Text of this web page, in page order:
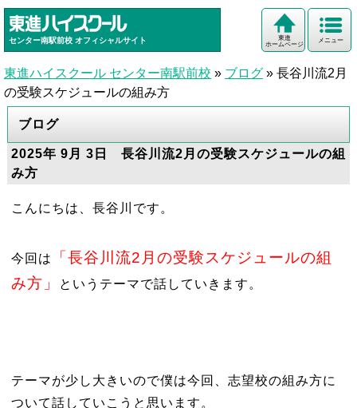
センター南駅前校 オフィシャルサイト メニュー
東進
ホームページ
東進ハイスクール センター南駅前校 » ブログ » 長谷川流2月
の受験スケジュールの組み方
ブログ
2025年 9月 3日 長谷川流2月の受験スケジュールの組
み方
こんにちは、長谷川です。
今回は
「長谷川流2月の受験スケジュールの組
み方」
というテーマで話していきます。
テーマが少し大きいので僕は今回、志望校の組み方に
ついて話していこうと思います。